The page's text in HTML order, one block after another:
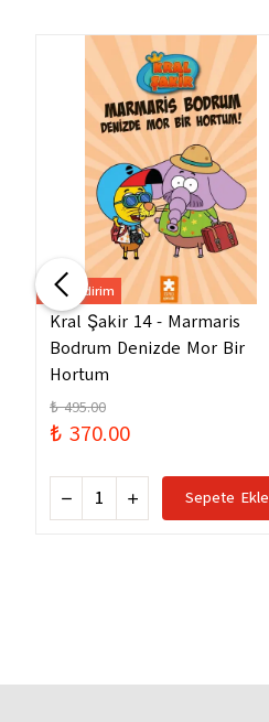
%25 İndirim
Kral Şakir 14 - Marmaris
Bodrum Denizde Mor Bir
Hortum
₺ 495.00
₺ 370.00
Sepete Ekle